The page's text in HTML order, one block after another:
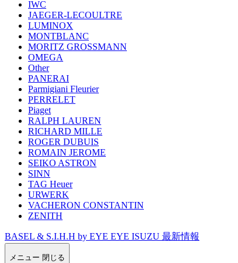
IWC
JAEGER-LECOULTRE
LUMINOX
MONTBLANC
MORITZ GROSSMANN
OMEGA
Other
PANERAI
Parmigiani Fleurier
PERRELET
Piaget
RALPH LAUREN
RICHARD MILLE
ROGER DUBUIS
ROMAIN JEROME
SEIKO ASTRON
SINN
TAG Heuer
URWERK
VACHERON CONSTANTIN
ZENITH
BASEL & S.I.H.H by EYE EYE ISUZU 最新情報
メニュー 閉じる